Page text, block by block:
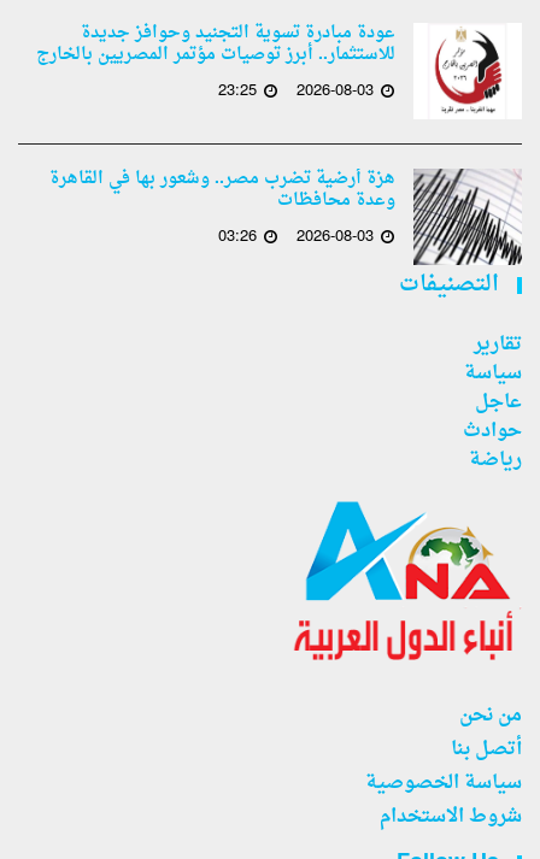
عودة مبادرة تسوية التجنيد وحوافز جديدة
للاستثمار.. أبرز توصيات مؤتمر المصريين بالخارج
2026-08-03
23:25
هزة أرضية تضرب مصر.. وشعور بها في القاهرة
وعدة محافظات
2026-08-03
03:26
التصنيفات
تقارير
سياسة
عاجل
حوادث
رياضة
من نحن
أتصل بنا
سياسة الخصوصية
شروط الاستخدام